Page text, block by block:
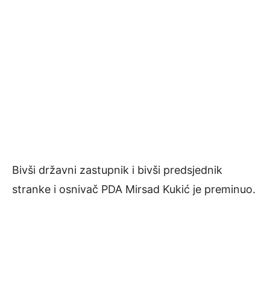
Bivši državni zastupnik i bivši predsjednik
stranke i osnivač PDA Mirsad Kukić je preminuo.